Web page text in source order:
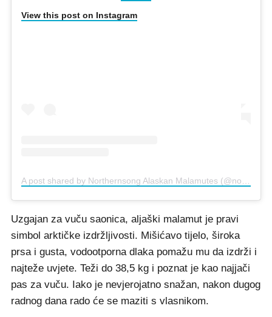
View this post on Instagram
A post shared by Northernsong Alaskan Malamutes (@northernsongmalamutes)
Uzgajan za vuču saonica, aljaški malamut je pravi
simbol arktičke izdržljivosti. Mišićavo tijelo, široka
prsa i gusta, vodootporna dlaka pomažu mu da izdrži i
najteže uvjete. Teži do 38,5 kg i poznat je kao najjači
pas za vuču. Iako je nevjerojatno snažan, nakon dugog
radnog dana rado će se maziti s vlasnikom.